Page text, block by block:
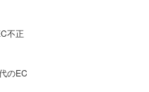
不正
のEC